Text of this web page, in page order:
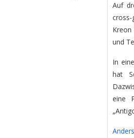
Auf
cross-
und
In
hat
eine